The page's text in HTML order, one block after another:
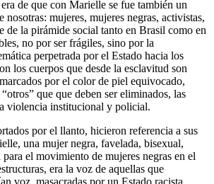
de que con Marielle se fue también un
nosotras: mujeres, mujeres negras, activistas,
de la pirámide social tanto en Brasil como en
no por ser frágiles, sino por la
perpetrada por el Estado hacia los
los cuerpos que desde la esclavitud son
por el color de piel equivocado,
que que deben ser eliminados, las
violencia institucional y policial.
por el llanto, hicieron referencia a sus
una mujer negra, favelada, bisexual,
para el movimiento de mujeres negras en el
era la voz de aquellas que
voz, masacradas por un Estado racista,